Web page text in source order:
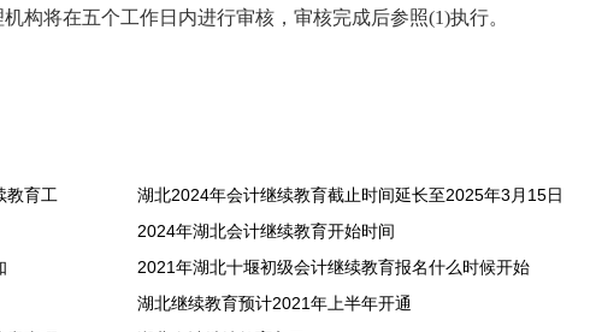
构将在五个工作日内进行审核，审核完成后参照(1)执行。
教育工
湖北2024年会计继续教育截止时间延长至2025年3月15日
2024年湖北会计继续教育开始时间
2021年湖北十堰初级会计继续教育报名什么时候开始
湖北继续教育预计2021年上半年开通